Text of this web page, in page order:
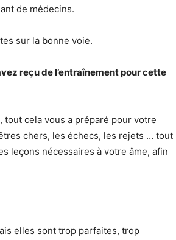
de médecins.
sur la bonne voie.
reçu de l’entraînement pour cette
cela vous a préparé pour votre
chers, les échecs, les rejets … tout
leçons nécessaires à votre âme, afin
elles sont trop parfaites, trop